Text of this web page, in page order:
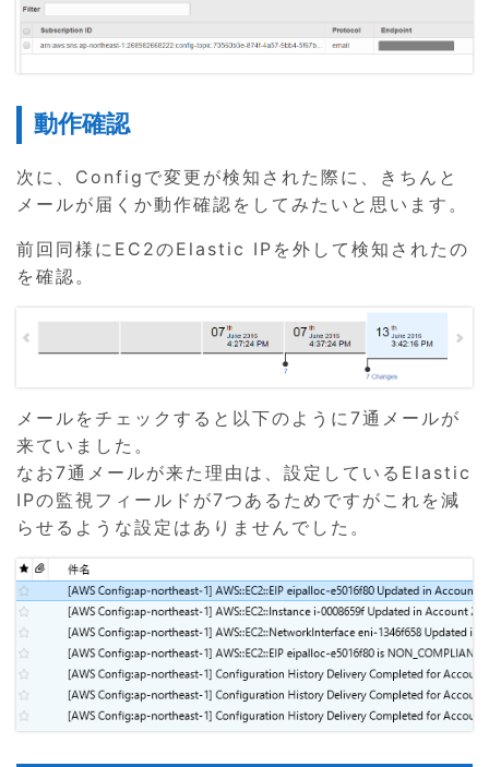
動作確認
次に、Configで変更が検知された際に、きちんと
メールが届くか動作確認をしてみたいと思います。
前回同様にEC2のElastic IPを外して検知されたの
を確認。
メールをチェックすると以下のように7通メールが
来ていました。
なお7通メールが来た理由は、設定しているElastic
IPの監視フィールドが7つあるためですがこれを減
らせるような設定はありませんでした。